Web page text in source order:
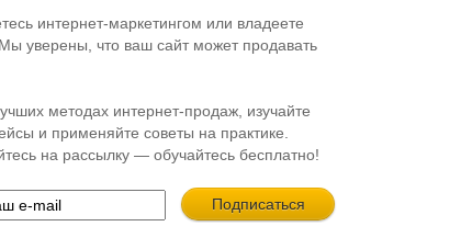
интернет-маркетингом или владеете
уверены, что ваш сайт может продавать
методах интернет-продаж, изучайте
и применяйте советы на практике.
на рассылку — обучайтесь бесплатно!